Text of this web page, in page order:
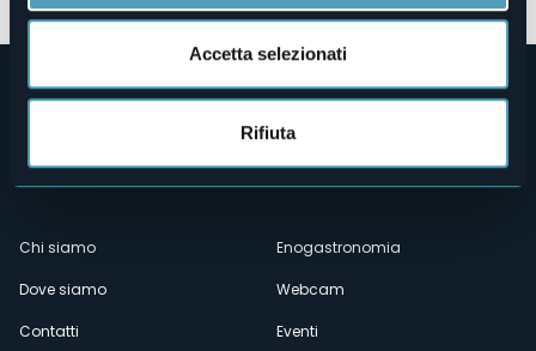
Accetta selezionati
Rifiuta
Menù
secondario
Chi siamo
Dove siamo
Contatti
Enogastronomia
Webcam
Eventi